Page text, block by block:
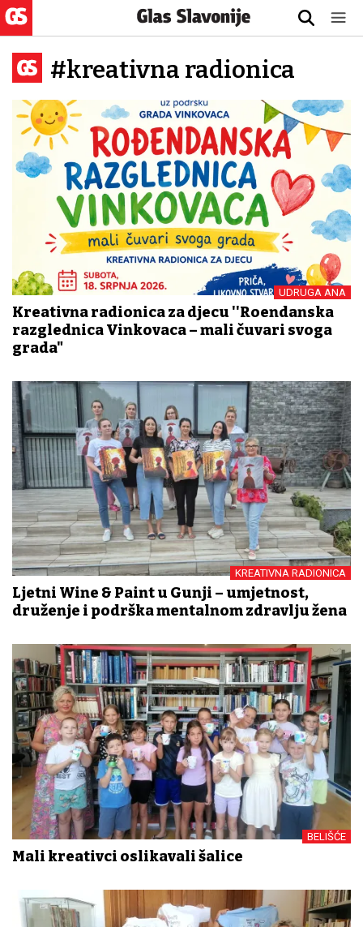
#kreativna radionica
UDRUGA ANA
Kreativna radionica za djecu ''Rođendanska
razglednica Vinkovaca – mali čuvari svoga
grada"
KREATIVNA RADIONICA
Ljetni Wine & Paint u Gunji – umjetnost,
druženje i podrška mentalnom zdravlju žena
BELIŠĆE
Mali kreativci oslikavali šalice